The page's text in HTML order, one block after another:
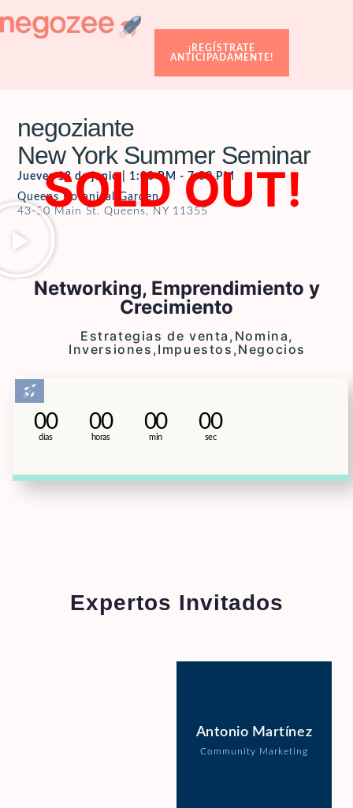
¡REGÍSTRATE
ANTICIPADAMENTE!
negoziante
New York Summer Seminar
Jueves 13 de junio | 1:00 PM - 7:00 PM
Queens Botanical Garden
43-50 Main St. Queens, NY 11355
SOLD OUT!
Networking, Emprendimiento y
Crecimiento
Estrategias de venta, Nomina,
Inversiones,Impuestos,Negocios
00
días
00
horas
00
min
00
sec
Expertos Invitados
Antonio Martínez
Community Marketing